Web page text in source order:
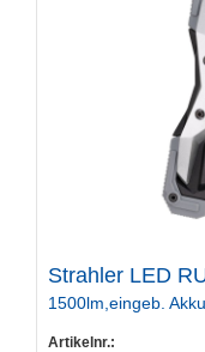
Strahler LED
1500lm,eingeb.
Artikelnr.: